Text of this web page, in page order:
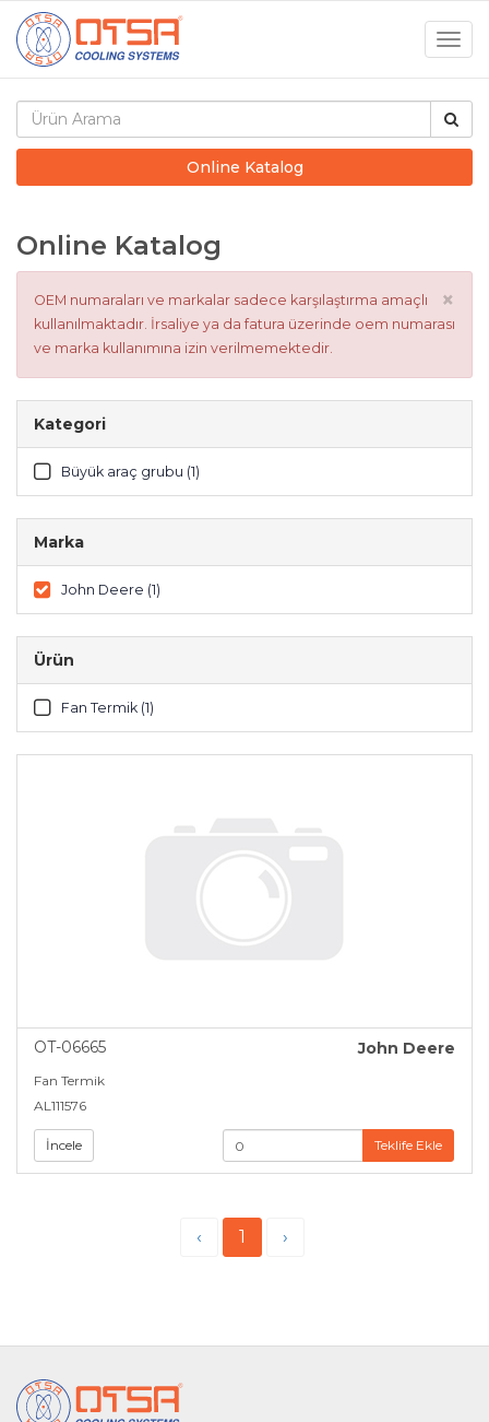
Online Katalog
Online Katalog
×
OEM numaraları ve markalar sadece karşılaştırma amaçlı
kullanılmaktadır. İrsaliye ya da fatura üzerinde oem numarası
ve marka kullanımına izin verilmemektedir.
Kategori
Büyük araç grubu (1)
Marka
John Deere (1)
Ürün
Fan Termik (1)
OT-06665 John Deere
Fan Termik
AL111576
İncele Teklife Ekle
‹ 1 ›